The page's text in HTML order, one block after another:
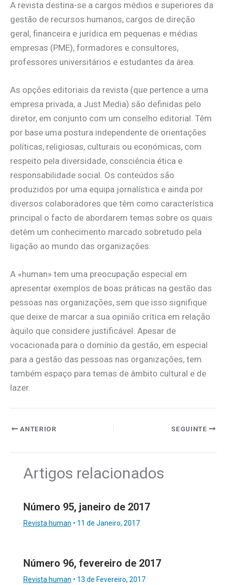
A revista destina-se a cargos médios e superiores da
gestão de recursos humanos, cargos de direção
geral, financeira e jurídica em pequenas e médias
empresas (PME), formadores e consultores,
professores universitários e estudantes da área.
As opções editoriais da revista (que pertence a uma
empresa privada, a Just Media) são definidas pelo
diretor, em conjunto com um conselho editorial. Têm
por base uma postura independente de orientações
políticas, religiosas, culturais ou económicas, com
respeito pela diversidade, consciência ética e
responsabilidade social. Os conteúdos são
produzidos por uma equipa jornalística e ainda por
diversos colaboradores que têm como característica
principal o facto de abordarem temas sobre os quais
detêm um conhecimento marcado sobretudo pela
ligação ao mundo das organizações.
A «human» tem uma preocupação especial em
apresentar exemplos de boas práticas na gestão das
pessoas nas organizações, sem que isso signifique
que deixe de marcar a sua opinião crítica em relação
àquilo que considere justificável. Apesar de
vocacionada para o domínio da gestão, em especial
para a gestão das pessoas nas organizações, tem
também espaço para temas de âmbito cultural e de
lazer.
ANTERIOR SEGUINTE
Artigos relacionados
Número 95, janeiro de 2017
Revista human • 11 de Janeiro, 2017
Número 96, fevereiro de 2017
Revista human • 13 de Fevereiro, 2017